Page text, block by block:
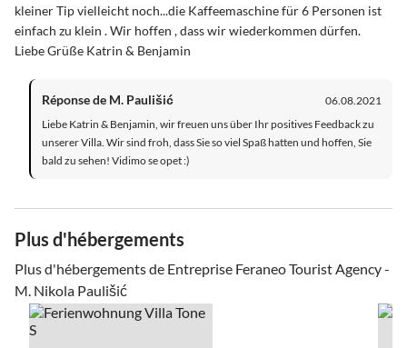
kleiner Tip vielleicht noch...die Kaffeemaschine für 6 Personen ist
einfach zu klein . Wir hoffen , dass wir wiederkommen dürfen.
Liebe Grüße Katrin & Benjamin
Réponse de M. Paulišić
06.08.2021
Liebe Katrin & Benjamin, wir freuen uns über Ihr positives Feedback zu
unserer Villa. Wir sind froh, dass Sie so viel Spaß hatten und hoffen, Sie
bald zu sehen! Vidimo se opet :)
Plus d'hébergements
Plus d'hébergements de Entreprise Feraneo Tourist Agency -
M. Nikola Paulišić